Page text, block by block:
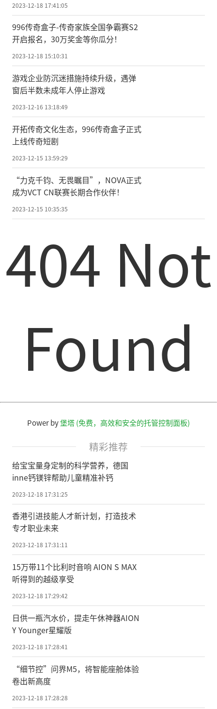
2023-12-18 17:41:05
996传奇盒子-传奇家族全国争霸赛S2
开启报名，30万奖金等你瓜分！
2023-12-18 15:10:31
游戏企业防沉迷措施持续升级，遇弹
窗后半数未成年人停止游戏
2023-12-16 13:18:49
开拓传奇文化生态，996传奇盒子正式
上线传奇短剧
2023-12-15 13:59:29
“力克千钧、无畏瞩目”，NOVA正式
成为VCT CN联赛长期合作伙伴！
2023-12-15 10:35:35
404 Not
Found
Power by堡塔 (免费，高效和安全的托管控制面板)
精彩推荐
给宝宝量身定制的科学营养，德国
inne钙镁锌帮助儿童精准补钙
2023-12-18 17:31:25
香港引进技能人才新计划，打造技术
专才职业未来
2023-12-18 17:31:11
15万带11个比利时音响 AION S MAX
听得到的越级享受
2023-12-18 17:29:42
日供一瓶汽水价，提走午休神器AION
Y Younger星耀版
2023-12-18 17:28:41
“细节控”问界M5，将智能座舱体验
卷出新高度
2023-12-18 17:28:28